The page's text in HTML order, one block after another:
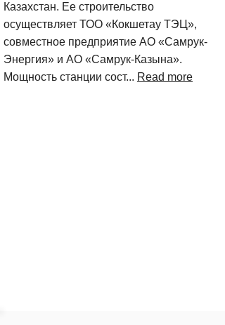
Казахстан. Ее строительство
осуществляет ТОО «Кокшетау ТЭЦ»,
совместное предприятие АО «Самрук-
Энергия» и АО «Самрук-Казына».
Мощность станции сост... Read more